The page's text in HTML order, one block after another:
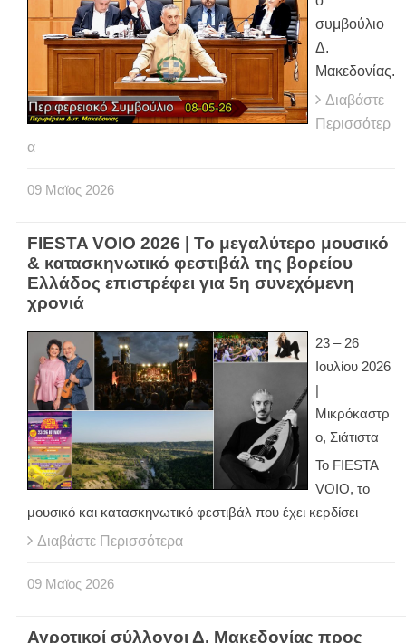
συμβούλιο
Δ.
Μακεδονίας.
Διαβάστε
Περισσότερ
α
09 Μαϊος 2026
FIESTA VOIO 2026 | Το μεγαλύτερο μουσικό
& κατασκηνωτικό φεστιβάλ της βορείου
Ελλάδος επιστρέφει για 5η συνεχόμενη
χρονιά
23 – 26
Ιουλίου 2026
Μικρόκαστρ
ο, Σιάτιστα
Το FIESTA
VOIO, το
μουσικό και κατασκηνωτικό φεστιβάλ που έχει κερδίσει
Διαβάστε Περισσότερα
09 Μαϊος 2026
Αγροτικοί σύλλογοι Δ. Μακεδονίας προς